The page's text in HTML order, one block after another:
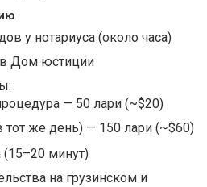
у нотариуса (около часа)
в Дом юстиции
— 50 лари (~$20)
тот же день) — 150 лари (~$60)
(15–20 минут)
на грузинском и